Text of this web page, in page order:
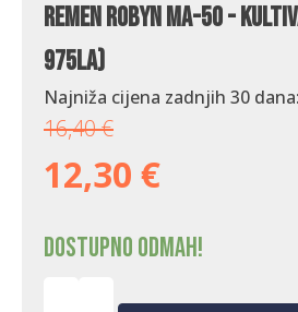
Remen Robyn MA-50 -
975La)
Najniža cijena zadnjih 30 dana:
16,40€
12,30 €
Dostupno odmah!